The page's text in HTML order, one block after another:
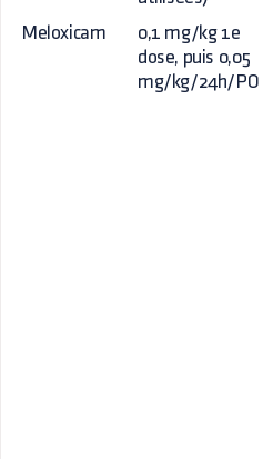
Meloxicam
0,1 mg/kg 1e
dose, puis 0,05
mg/kg/24h/PO